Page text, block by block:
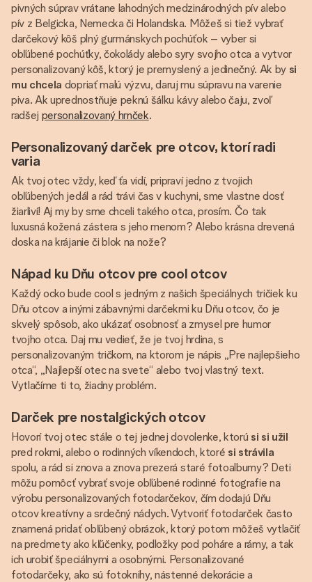
pivných súprav vrátane lahodných medzinárodných pív alebo
pív z Belgicka, Nemecka či Holandska. Môžeš si tiež vybrať
darčekový kôš plný gurmánskych pochúťok – vyber si
obľúbené pochúťky, čokolády alebo syry svojho otca a vytvor
personalizovaný kôš, ktorý je premyslený a jedinečný. Ak by si
mu chcela dopriať malú výzvu, daruj mu súpravu na varenie
piva. Ak uprednostňuje peknú šálku kávy alebo čaju, zvoľ
radšej personalizovaný hrnček.
Personalizovaný darček pre otcov, ktorí radi
varia
Ak tvoj otec vždy, keď ťa vidí, pripraví jedno z tvojich
obľúbených jedál a rád trávi čas v kuchyni, sme vlastne dosť
žiarliví! Aj my by sme chceli takého otca, prosím. Čo tak
luxusná kožená zástera s jeho menom? Alebo krásna drevená
doska na krájanie či blok na nože?
Nápad ku Dňu otcov pre cool otcov
Každý ocko bude cool s jedným z našich špeciálnych tričiek ku
Dňu otcov a inými zábavnými darčekmi ku Dňu otcov, čo je
skvelý spôsob, ako ukázať osobnosť a zmysel pre humor
tvojho otca. Daj mu vedieť, že je tvoj hrdina, s
personalizovaným tričkom, na ktorom je nápis „Pre najlepšieho
otca“, „Najlepší otec na svete“ alebo tvoj vlastný text.
Vytlačíme ti to, žiadny problém.
Darček pre nostalgických otcov
Hovorí tvoj otec stále o tej jednej dovolenke, ktorú si si užil
pred rokmi, alebo o rodinných víkendoch, ktoré si strávila
spolu, a rád si znova a znova prezerá staré fotoalbumy? Deti
môžu pomôcť vybrať svoje obľúbené rodinné fotografie na
výrobu personalizovaných fotodarčekov, čím dodajú Dňu
otcov kreatívny a srdečný nádych. Vytvoriť fotodarček často
znamená pridať obľúbený obrázok, ktorý potom môžeš vytlačiť
na predmety ako kľúčenky, podložky pod poháre a rámy, a tak
ich urobiť špeciálnymi a osobnými. Personalizované
fotodarčeky, ako sú fotoknihy, nástenné dekorácie a